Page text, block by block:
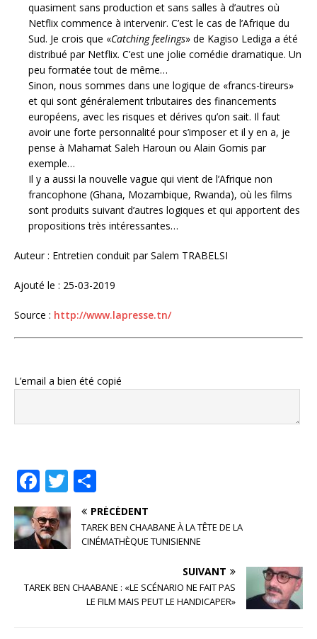
quasiment sans production et sans salles à d’autres où
Netflix commence à intervenir. C’est le cas de l’Afrique du
Sud. Je crois que «Catching feelings» de Kagiso Lediga a été
distribué par Netflix. C’est une jolie comédie dramatique. Un
peu formatée tout de même…
Sinon, nous sommes dans une logique de «francs-tireurs»
et qui sont généralement tributaires des financements
européens, avec les risques et dérives qu’on sait. Il faut
avoir une forte personnalité pour s’imposer et il y en a, je
pense à Mahamat Saleh Haroun ou Alain Gomis par
exemple…
Il y a aussi la nouvelle vague qui vient de l’Afrique non
francophone (Ghana, Mozambique, Rwanda), où les films
sont produits suivant d’autres logiques et qui apportent des
propositions très intéressantes…
Auteur : Entretien conduit par Salem TRABELSI
Ajouté le : 25-03-2019
Source : http://www.lapresse.tn/
L’email a bien été copié
F
a
c
e
o
T
w
it
te
ar
ta
g
r
PRÉCÉDENT
TAREK BEN CHAABANE À LA TÊTE DE LA
CINÉMATHÈQUE TUNISIENNE
SUIVANT
TAREK BEN CHAABANE : «LE SCÉNARIO NE FAIT PAS
LE FILM MAIS PEUT LE HANDICAPER»